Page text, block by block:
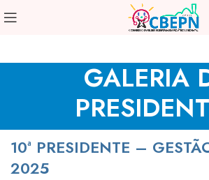
GALERIA
10ª PRESIDENTE –
2025